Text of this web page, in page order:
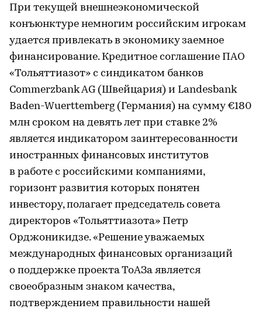
При текущей внешнеэкономической
конъюнктуре немногим российским игрокам
удается привлекать в экономику заемное
финансирование. Кредитное соглашение ПАО
«Тольяттиазот» с синдикатом банков
Commerzbank AG (Швейцария) и Landesbank
Baden-Wuerttemberg (Германия) на сумму €180
млн сроком на девять лет при ставке 2%
является индикатором заинтересованности
иностранных финансовых институтов
в работе с российскими компаниями,
горизонт развития которых понятен
инвестору, полагает председатель совета
директоров «Тольяттиазота» Петр
Орджоникидзе. «Решение уважаемых
международных финансовых организаций
о поддержке проекта ТоАЗа является
своеобразным знаком качества,
подтверждением правильности нашей